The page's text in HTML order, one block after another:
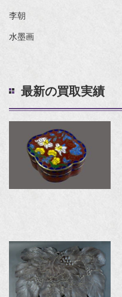
李朝
水墨画
最新の買取実績